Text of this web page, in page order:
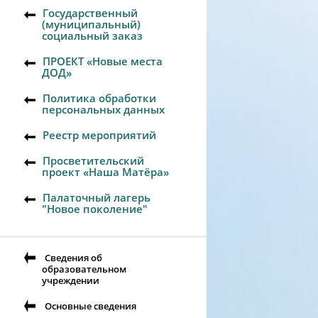
Государственный
(муниципальный)
социальный заказ
ПРОЕКТ «Новые места
ДОД»
Политика обработки
персональных данных
Реестр мероприятий
Просветительский
проект «Наша Матёра»
Палаточный лагерь
"Новое поколение"
Сведения об
образовательном
учреждении
Основные сведения